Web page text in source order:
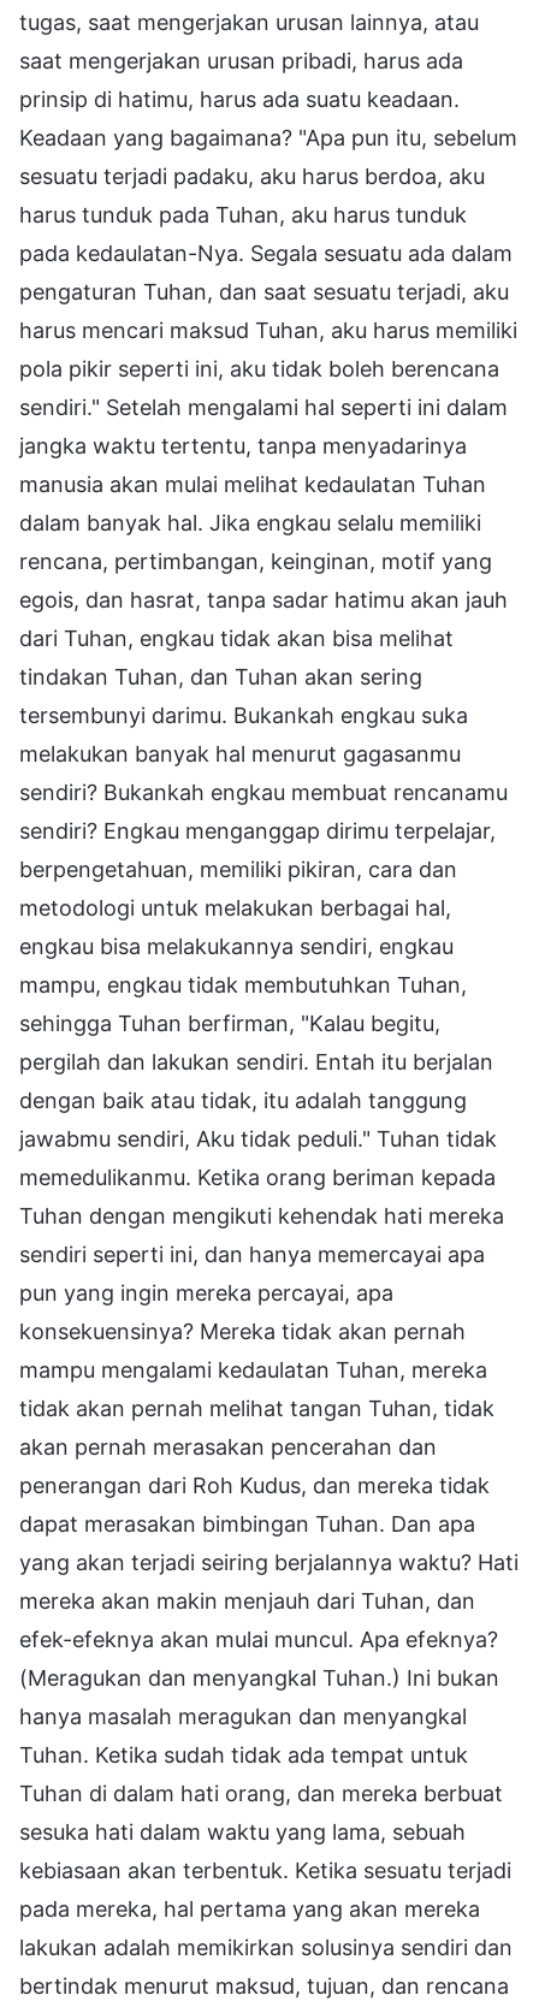
tugas, saat mengerjakan urusan lainnya, atau
saat mengerjakan urusan pribadi, harus ada
prinsip di hatimu, harus ada suatu keadaan.
Keadaan yang bagaimana? "Apa pun itu, sebelum
sesuatu terjadi padaku, aku harus berdoa, aku
harus tunduk pada Tuhan, aku harus tunduk
pada kedaulatan-Nya. Segala sesuatu ada dalam
pengaturan Tuhan, dan saat sesuatu terjadi, aku
harus mencari maksud Tuhan, aku harus memiliki
pola pikir seperti ini, aku tidak boleh berencana
sendiri." Setelah mengalami hal seperti ini dalam
jangka waktu tertentu, tanpa menyadarinya
manusia akan mulai melihat kedaulatan Tuhan
dalam banyak hal. Jika engkau selalu memiliki
rencana, pertimbangan, keinginan, motif yang
egois, dan hasrat, tanpa sadar hatimu akan jauh
dari Tuhan, engkau tidak akan bisa melihat
tindakan Tuhan, dan Tuhan akan sering
tersembunyi darimu. Bukankah engkau suka
melakukan banyak hal menurut gagasanmu
sendiri? Bukankah engkau membuat rencanamu
sendiri? Engkau menganggap dirimu terpelajar,
berpengetahuan, memiliki pikiran, cara dan
metodologi untuk melakukan berbagai hal,
engkau bisa melakukannya sendiri, engkau
mampu, engkau tidak membutuhkan Tuhan,
sehingga Tuhan berfirman, "Kalau begitu,
pergilah dan lakukan sendiri. Entah itu berjalan
dengan baik atau tidak, itu adalah tanggung
jawabmu sendiri, Aku tidak peduli." Tuhan tidak
memedulikanmu. Ketika orang beriman kepada
Tuhan dengan mengikuti kehendak hati mereka
sendiri seperti ini, dan hanya memercayai apa
pun yang ingin mereka percayai, apa
konsekuensinya? Mereka tidak akan pernah
mampu mengalami kedaulatan Tuhan, mereka
tidak akan pernah melihat tangan Tuhan, tidak
akan pernah merasakan pencerahan dan
penerangan dari Roh Kudus, dan mereka tidak
dapat merasakan bimbingan Tuhan. Dan apa
yang akan terjadi seiring berjalannya waktu? Hati
mereka akan makin menjauh dari Tuhan, dan
efek-efeknya akan mulai muncul. Apa efeknya?
(Meragukan dan menyangkal Tuhan.) Ini bukan
hanya masalah meragukan dan menyangkal
Tuhan. Ketika sudah tidak ada tempat untuk
Tuhan di dalam hati orang, dan mereka berbuat
sesuka hati dalam waktu yang lama, sebuah
kebiasaan akan terbentuk. Ketika sesuatu terjadi
pada mereka, hal pertama yang akan mereka
lakukan adalah memikirkan solusinya sendiri dan
bertindak menurut maksud, tujuan, dan rencana